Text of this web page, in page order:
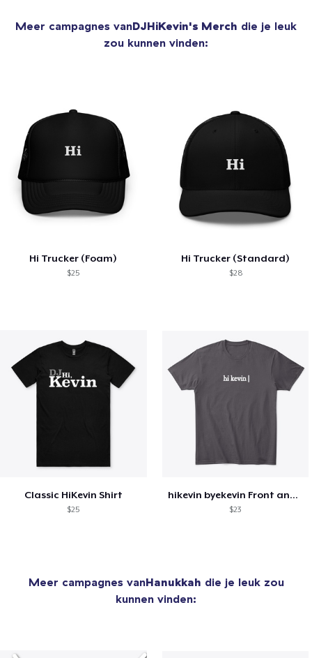
Meer campagnes vanDJHiKevin's Merch die je leuk
zou kunnen vinden:
Hi Trucker (Foam)
$25
Hi Trucker (Standard)
$28
Classic HiKevin Shirt
$25
hikevin byekevin Front and Back Tee
$23
Meer campagnes vanHanukkah die je leuk zou
kunnen vinden: